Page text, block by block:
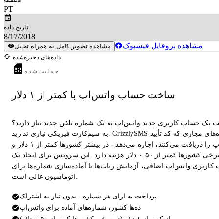
PT
تاریخ داده
8/17/2018
مشاهده تصویر کامل به همراه تحلیل مشاهده پروفایل فیسبوک
داده‌های ذخیره‌شده
حمایت‌شده
ساخت حساب واتس‌اپ با کمتر از ۱ دلار
یک حساب کاربری جدید واتس‌اپ به یک شماره تلفن جدید نیاز دارید؟
به سیم‌کارت فیزیکی نیازی ندارید. GrizzlySMS شماره‌های مجازی که کد تأیید
واتس‌اپ را دریافت می‌کنند، اجاره می‌دهد - در بیشتر کشورها کمتر از ۱ دلار و
در برخی کشورها کمتر از ۰.۵۰ دلار هزینه دارد. این سرویس برای ایجاد یک
واتس‌اپ اضافی، آزمایش ربات‌ها یا آماده‌سازی شماره‌ها برای
اتوماسیون عالی است.
پرداخت به ازای هر شماره - بدون نیاز به اشتراک
ده‌ها کشور، شماره‌های آماده برای واتس‌اپ